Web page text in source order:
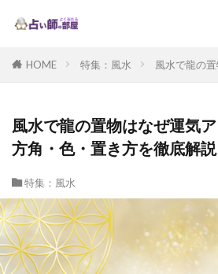
HOME 特集：風水 風水で龍の
風水で龍の置物はなぜ運気
方角・色・置き方を徹底解説
特集：風水